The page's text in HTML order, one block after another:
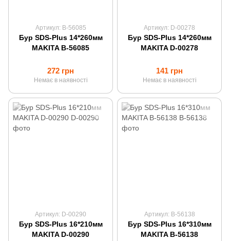
Артикул: B-56085
Бур SDS-Plus 14*260мм
MAKITA B-56085
272 грн
Немає в наявності
Артикул: D-00278
Бур SDS-Plus 14*260мм
MAKITA D-00278
141 грн
Немає в наявності
Артикул: D-00290
Бур SDS-Plus 16*210мм
MAKITA D-00290
Артикул: B-56138
Бур SDS-Plus 16*310мм
MAKITA B-56138